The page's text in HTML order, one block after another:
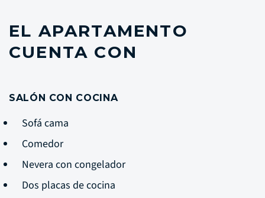
EL APARTAMENTO
CUENTA CON
SALÓN CON COCINA
Sofá cama
Comedor
Nevera con congelador
Dos placas de cocina